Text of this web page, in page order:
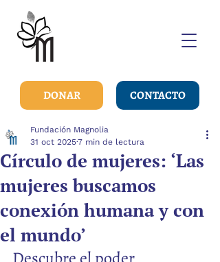
DONAR CONTACTO
Círculo de mujeres: ‘Las
mujeres buscamos
conexión humana y con
el mundo’
Fundación Magnolia
31 oct 20257 min de lectura